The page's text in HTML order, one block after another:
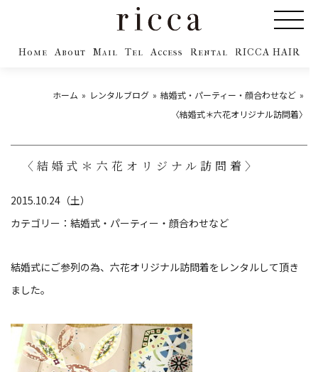
Home About Mail Tel Access Rental RICCA HAIR
ホーム レンタルブログ
結婚式・パーティー・顔合わせなど
〈結婚式＊六花オリジナル訪問着〉
〈結婚式＊六花オリジナル訪問着〉
2015.10.24（土）
カテゴリー： 結婚式・パーティー・顔合わせなど
結婚式にご参列の為、六花オリジナル訪問着をレンタルして頂き
ました。